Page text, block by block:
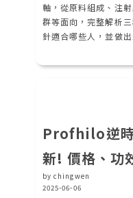
軸，從原料組成、注
群等面向，完整解析
針適合哪些人，並做
Profhilo逆
新! 價格、功
by chingwen
2025-06-06